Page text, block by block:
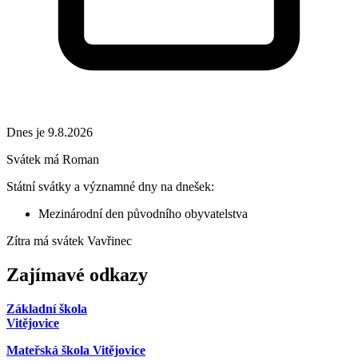
Dnes je 9.8.2026
Svátek má Roman
Státní svátky a významné dny na dnešek:
Mezinárodní den původního obyvatelstva
Zítra má svátek Vavřinec
Zajímavé odkazy
Základní škola
Vitějovice
Mateřská škola Vitějovice